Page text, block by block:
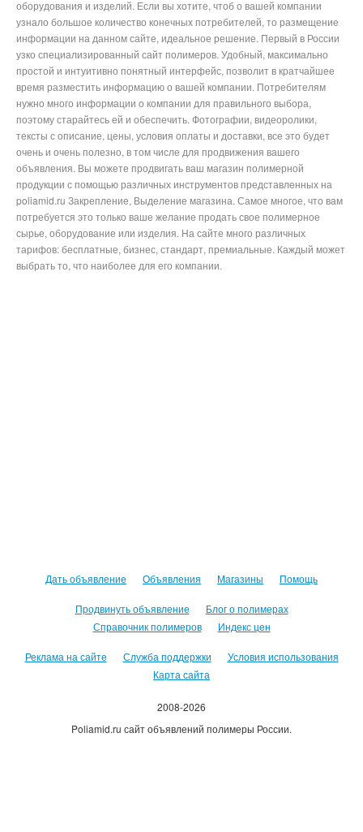
оборудования и изделий. Если вы хотите, чтоб о вашей компании
узнало большое количество конечных потребителей, то размещение
информации на данном сайте, идеальное решение. Первый в России
узко специализированный сайт полимеров. Удобный, максимально
простой и интуитивно понятный интерфейс, позволит в кратчайшее
время разместить информацию о вашей компании. Потребителям
нужно много информации о компании для правильного выбора,
поэтому старайтесь ей и обеспечить. Фотографии, видеоролики,
тексты с описание, цены, условия оплаты и доставки, все это будет
очень и очень полезно, в том числе для продвижения вашего
объявления. Вы можете продвигать ваш магазин полимерной
продукции с помощью различных инструментов представленных на
poliamid.ru Закрепление, Выделение магазина. Самое многое, что вам
потребуется это только ваше желание продать свое полимерное
сырье, оборудование или изделия. На сайте много различных
тарифов: бесплатные, бизнес, стандарт, премиальные. Каждый может
выбрать то, что наиболее для его компании.
Дать объявление Объявления Магазины Помощь
Продвинуть объявление
Блог о полимерах
Справочник полимеров
Индекс цен
Реклама на сайте Служба поддержки
Условия использования
Карта сайта
2008-2026
Poliamid.ru сайт объявлений полимеры России.